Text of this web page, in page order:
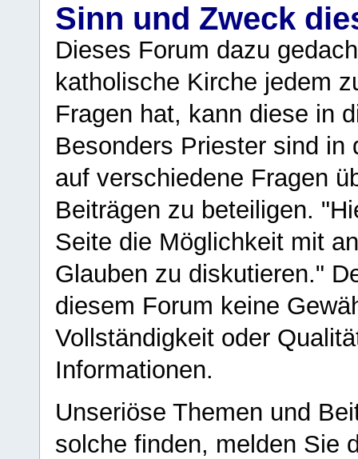
Sinn und Zweck
Dieses Forum dazu
katholische Kirche jedem
Fragen hat, kann diese in
Besonders Priester sind in
auf verschiedene Fragen
Beiträgen zu beteiligen.
Seite die Möglichkeit mit
Glauben zu diskutieren."
diesem Forum keine
Vollständigkeit oder
Informationen.
Unseriöse Themen und
solche finden, melden Sie